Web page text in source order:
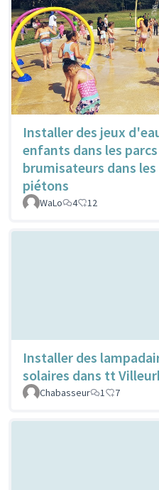
Installer des jeux
enfants dans les
brumisateurs dans les
piétons
WaLo 4 12
Installer des
solaires dans tt
Chabasseur
1 7